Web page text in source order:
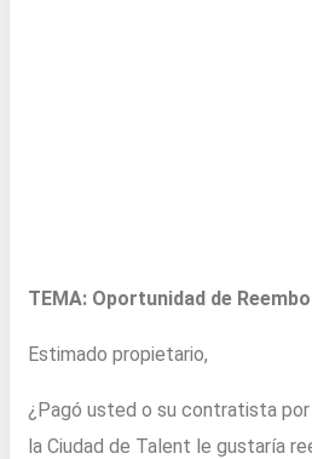
TEMA: Oportunidad de
Estimado propietario,
¿Pagó usted o su contratista
la Ciudad de Talent le gustaría